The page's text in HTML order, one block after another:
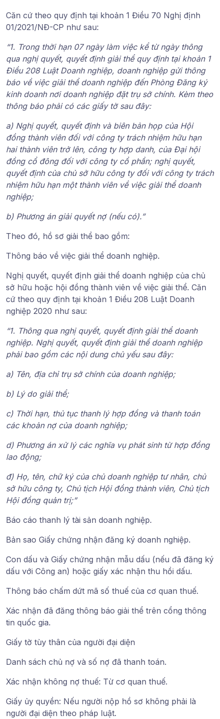
Căn cứ theo quy định tại khoản 1 Điều 70 Nghị định
01/2021/NĐ-CP như sau:
“1. Trong thời hạn 07 ngày làm việc kể từ ngày thông
qua nghị quyết, quyết định giải thể quy định tại khoản 1
Điều 208 Luật Doanh nghiệp, doanh nghiệp gửi thông
báo về việc giải thể doanh nghiệp đến Phòng Đăng ký
kinh doanh nơi doanh nghiệp đặt trụ sở chính. Kèm theo
thông báo phải có các giấy tờ sau đây:
a) Nghị quyết, quyết định và biên bản họp của Hội
đồng thành viênđối với công ty trách nhiệm hữu hạn
hai thành viên trở lên, công ty hợp danh, của Đại hội
đồng cổ đông đối với công ty cổ phần; nghị quyết,
quyết định của chủ sở hữu công ty đối với công ty trách
nhiệm hữu hạn một thành viên về việc giải thể doanh
nghiệp;
b) Phương án giải quyết nợ(nếu có).”
Theo đó, hồ sơ giải thể bao gồm:
Thông báo về việc giải thể doanh nghiệp.
Nghị quyết, quyết định giải thể doanh nghiệp của chủ
sở hữu hoặc hội đồng thành viên về việc giải thể. Căn
cứ theo quy định tại khoản 1 Điều 208 Luật Doanh
nghiệp 2020 như sau:
“1. Thông qua nghị quyết, quyết định giải thể doanh
nghiệp. Nghị quyết, quyết định giải thể doanh nghiệp
phải bao gồm các nội dung chủ yếu sau đây:
a) Tên, địa chỉ trụ sở chính của doanh nghiệp;
b) Lý do giải thể;
c) Thời hạn, thủ tục thanh lý hợp đồng và thanh toán
các khoản nợ của doanh nghiệp;
d) Phương án xử lý các nghĩa vụ phát sinh từ hợp đồng
lao động;
đ) Họ, tên, chữ ký của chủ doanh nghiệp tư nhân, chủ
sở hữu công ty, Chủ tịch Hội đồng thành viên, Chủ tịch
Hội đồng quản trị;”
Báo cáo thanh lý tài sản doanh nghiệp.
Bản sao Giấy chứng nhận đăng ký doanh nghiệp.
Con dấu và Giấy chứng nhận mẫu dấu (nếu đã đăng ký
dấu với Công an) hoặc giấy xác nhận thu hồi dấu.
Thông báo chấm dứt mã số thuế của cơ quan thuế.
Xác nhận đã đăng thông báo giải thể trên cổng thông
tin quốc gia.
Giấy tờ tùy thân của người đại diện
Danh sách chủ nợ và số nợ đã thanh toán.
Xác nhận không nợ thuế: Từ cơ quan thuế.
Giấy ủy quyền: Nếu người nộp hồ sơ không phải là
người đại diện theo pháp luật.